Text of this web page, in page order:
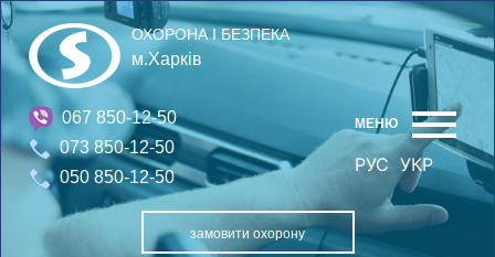
ОХОРОНА І БЕЗПЕКА
м.Харків
067 850-12-50
073 850-12-50
050 850-12-50
МЕНЮ
РУС УКР
замовити охорону